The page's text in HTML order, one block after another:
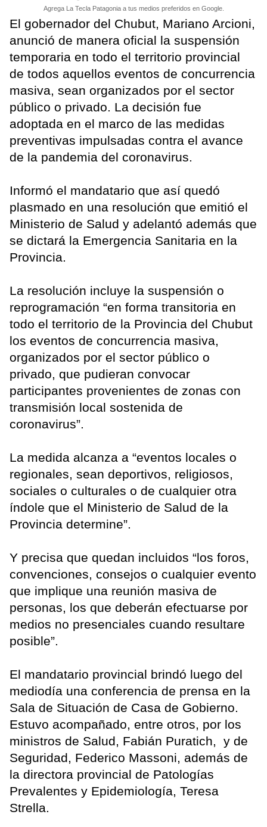
Agrega La Tecla Patagonia a tus medios preferidos en Google.
El gobernador del Chubut, Mariano Arcioni,
anunció de manera oficial la suspensión
temporaria en todo el territorio provincial
de todos aquellos eventos de concurrencia
masiva, sean organizados por el sector
público o privado. La decisión fue
adoptada en el marco de las medidas
preventivas impulsadas contra el avance
de la pandemia del coronavirus.
Informó el mandatario que así quedó
plasmado en una resolución que emitió el
Ministerio de Salud y adelantó además que
se dictará la Emergencia Sanitaria en la
Provincia.
La resolución incluye la suspensión o
reprogramación “en forma transitoria en
todo el territorio de la Provincia del Chubut
los eventos de concurrencia masiva,
organizados por el sector público o
privado, que pudieran convocar
participantes provenientes de zonas con
transmisión local sostenida de
coronavirus”.
La medida alcanza a “eventos locales o
regionales, sean deportivos, religiosos,
sociales o culturales o de cualquier otra
índole que el Ministerio de Salud de la
Provincia determine”.
Y precisa que quedan incluidos “los foros,
convenciones, consejos o cualquier evento
que implique una reunión masiva de
personas, los que deberán efectuarse por
medios no presenciales cuando resultare
posible”.
El mandatario provincial brindó luego del
mediodía una conferencia de prensa en la
Sala de Situación de Casa de Gobierno.
Estuvo acompañado, entre otros, por los
ministros de Salud, Fabián Puratich, y de
Seguridad, Federico Massoni, además de
la directora provincial de Patologías
Prevalentes y Epidemiología, Teresa
Strella.